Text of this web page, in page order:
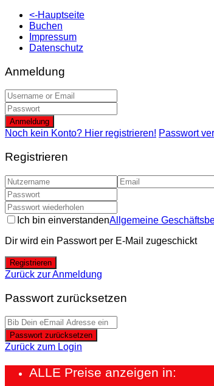
<-Hauptseite
Buchen
Impressum
Datenschutz
Anmeldung
Anmeldung
Noch kein Konto? Hier registrieren! Passwort
Registrieren
Ich bin einverstandenAllgemeine
Dir wird ein Passwort per E-Mail zugeschickt
Registrieren
Zurück zur Anmeldung
Passwort zurücksetzen
Passwort zurücksetzen
Zurück zum Login
ALLE Preise anzeigen in: